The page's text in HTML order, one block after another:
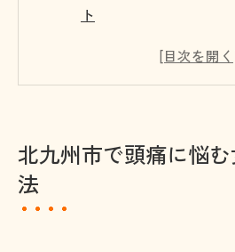
ト
口コミで評判の頭痛外
頭痛が治らない時に試
北九州市で頭痛に悩
法